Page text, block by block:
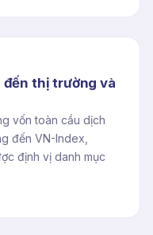
đến thị trường và
vốn toàn cầu dịch
đến VN-Index,
định vị danh mục